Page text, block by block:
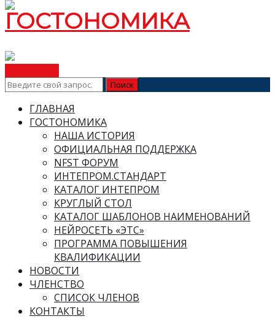
ГЛАВНАЯ
ГОСТОНОМИКА
НАША ИСТОРИЯ
ОФИЦИАЛЬНАЯ ПОДДЕРЖКА
NFST ФОРУМ
ИНТЕПРОМ.СТАНДАРТ
КАТАЛОГ ИНТЕПРОМ
КРУГЛЫЙ СТОЛ
КАТАЛОГ ШАБЛОНОВ НАИМЕНОВАНИЙ
НЕЙРОСЕТЬ «ЭТС»
ПРОГРАММА ПОВЫШЕНИЯ
КВАЛИФИКАЦИИ
НОВОСТИ
ЧЛЕНСТВО
СПИСОК ЧЛЕНОВ
КОНТАКТЫ